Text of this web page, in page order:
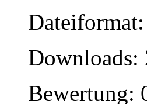
Downloads:
Bewertung: